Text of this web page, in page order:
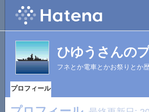
ひゆうさんの
フネとか電車とかお祭りとか
プロフィール